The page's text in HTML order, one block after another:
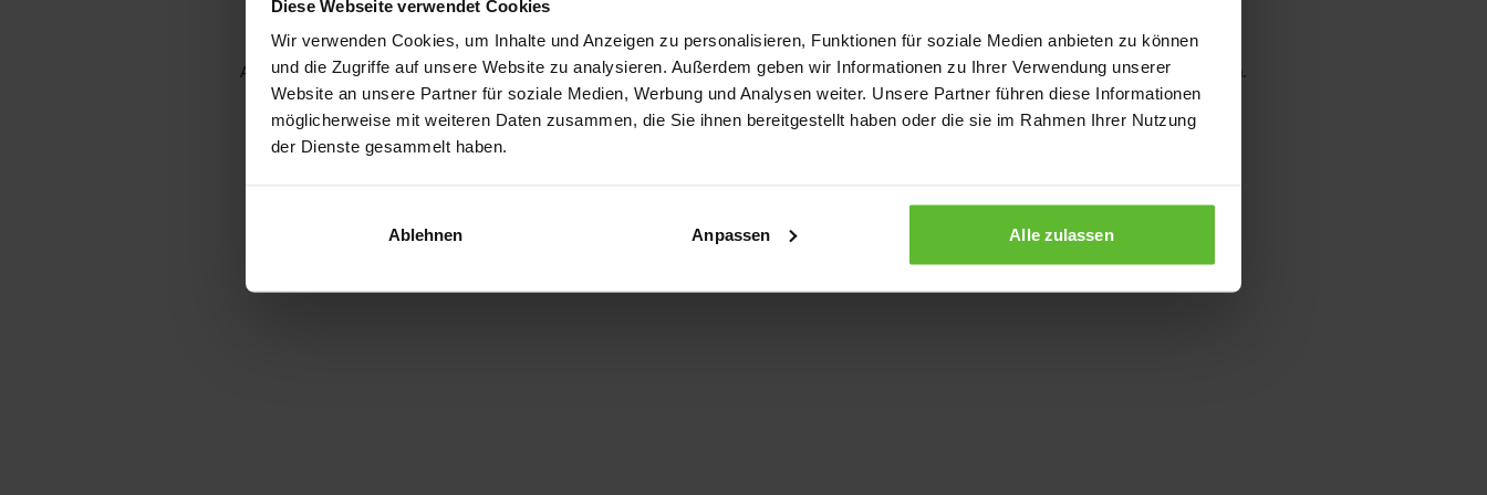
Diese Webseite verwendet Cookies
Wir verwenden Cookies, um Inhalte und Anzeigen zu personalisieren, Funktionen für soziale Medien anbieten zu können
und die Zugriffe auf unsere Website zu analysieren. Außerdem geben wir Informationen zu Ihrer Verwendung unserer
Website an unsere Partner für soziale Medien, Werbung und Analysen weiter. Unsere Partner führen diese Informationen
möglicherweise mit weiteren Daten zusammen, die Sie ihnen bereitgestellt haben oder die sie im Rahmen Ihrer Nutzung
der Dienste gesammelt haben.
Ablehnen Anpassen Alle zulassen
Application error: a client-side exception has occurred while loading www.kurzwego.de (see the browser console for more information).